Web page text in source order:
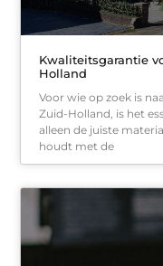
Kwaliteitsgarantie
Holland
Voor wie op zoek is
Zuid-Holland, is het
alleen de juiste
houdt met de